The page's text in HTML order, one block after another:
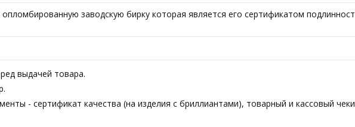
заводскую бирку которая является его сертификатом
выдачей товара.
- сертификат качества (на изделия с бриллиантами), товарный и кассовый